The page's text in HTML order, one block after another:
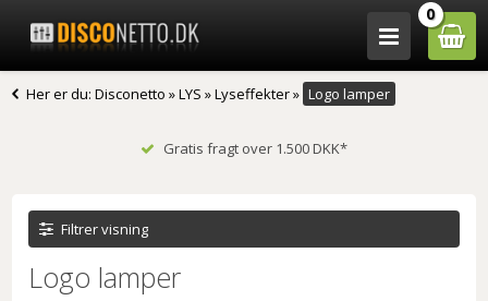
0
Her er du:Disconetto »LYS »Lyseffekter» Logo lamper
Gratis fragt over 1.500 DKK*
Filtrer visning
Logo lamper